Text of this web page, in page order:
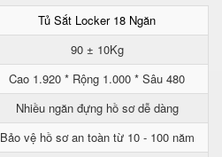
Tủ Sắt Locker 18 Ngăn
90 ± 10Kg
Cao 1.920 * Rộng 1.000 * Sâu 480
Nhiều ngăn đựng hồ sơ dễ dàng
Bảo vệ hồ sơ an toàn từ 10 - 100 năm